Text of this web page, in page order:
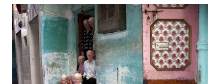
LIKUPANG
WN
LABUANBAJO
WN
BORNEO